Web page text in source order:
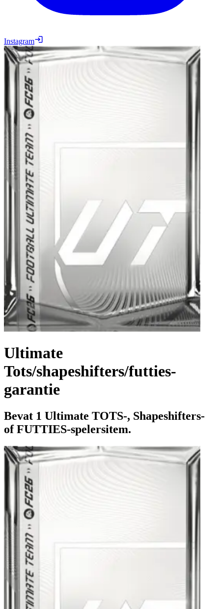
Instagram
Ultimate
Tots/shapeshifters/futties-
garantie
Bevat 1 Ultimate TOTS-, Shapeshifters-
of FUTTIES-spelersitem.